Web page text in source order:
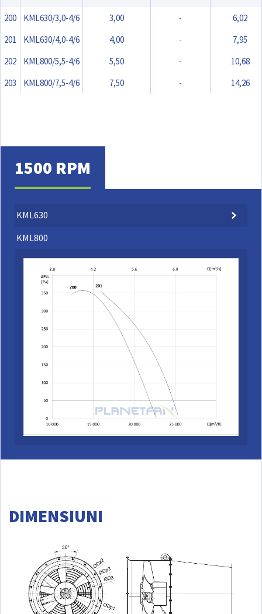
200 KML630/3,0-4/6 3,00 -
6,02
201
KML630/4,0-4/6 4,00 -
7,95
202
KML800/5,5-4/6 5,50 -
10,68
203
KML800/7,5-4/6 7,50 - 14,26
1500 RPM
KML630
KML800
DIMENSIUNI